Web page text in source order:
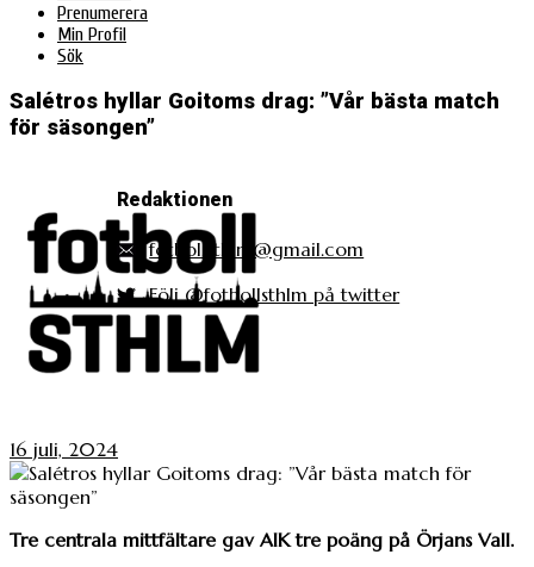
Prenumerera
Min Profil
Sök
Salétros hyllar Goitoms drag: ”Vår bästa match
för säsongen”
Redaktionen
fotbollsthlm@gmail.com
Följ @fotbollsthlm på twitter
16 juli, 2024
Tre centrala mittfältare gav AIK tre poäng på Örjans Vall.